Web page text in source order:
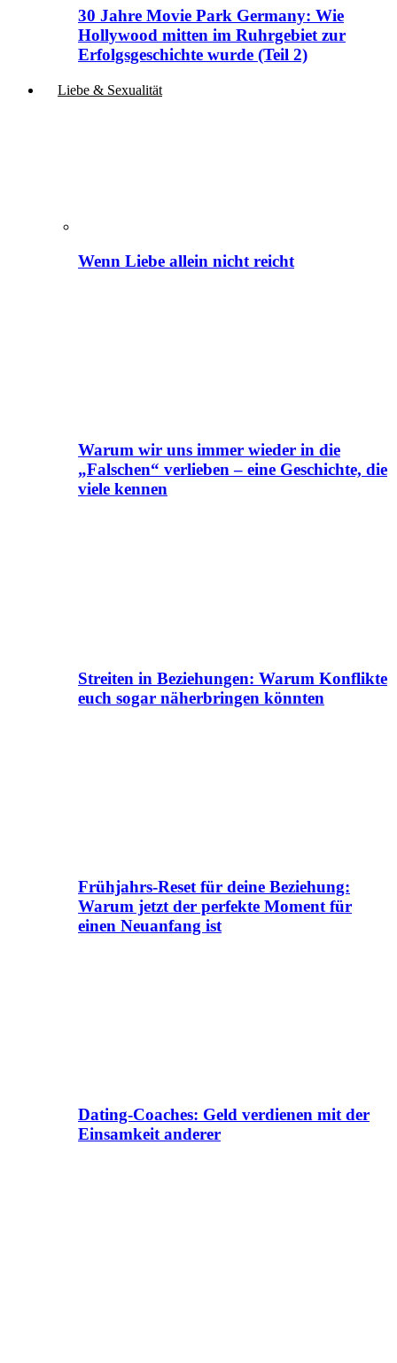
30 Jahre Movie Park Germany: Wie
Hollywood mitten im Ruhrgebiet zur
Erfolgsgeschichte wurde (Teil 2)
Liebe & Sexualität
Wenn Liebe allein nicht reicht
Warum wir uns immer wieder in die
„Falschen“ verlieben – eine Geschichte, die
viele kennen
Streiten in Beziehungen: Warum Konflikte
euch sogar näherbringen könnten
Frühjahrs-Reset für deine Beziehung:
Warum jetzt der perfekte Moment für
einen Neuanfang ist
Dating-Coaches: Geld verdienen mit der
Einsamkeit anderer